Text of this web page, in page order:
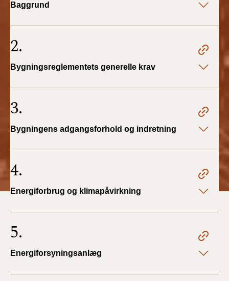
2021)
BR18 (1/7-31/12
Baggrund
2.
Bygningsreglementets generelle krav
3.
Bygningens adgangsforhold og indretning
4.
Energiforbrug og klimapåvirkning
5.
Energiforsyningsanlæg